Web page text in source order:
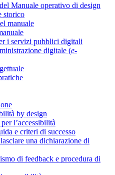
Manuale operativo di design
storico
manuale
i servizi pubblici digitali
digitale (e-
by design
l’accessibilità
e criteri di successo
una dichiarazione di
di feedback e procedura di